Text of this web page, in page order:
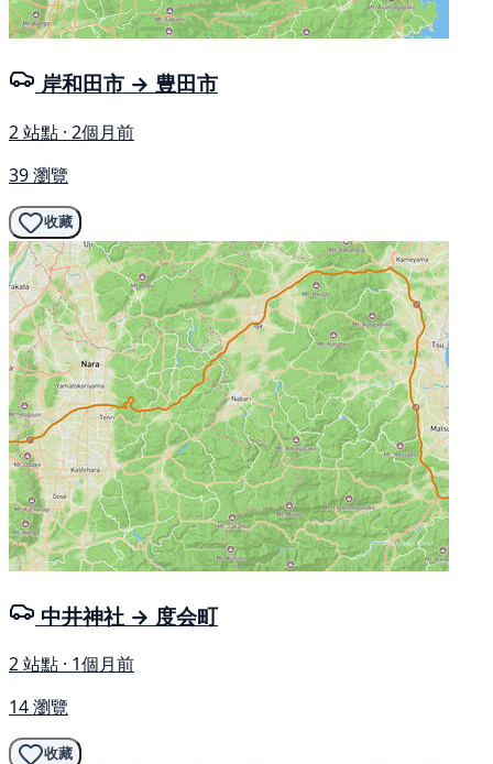
岸和田市 → 豊田市
2 站點 · 2個月前
39 瀏覽
收藏
中井神社 → 度会町
2 站點 · 1個月前
14 瀏覽
收藏